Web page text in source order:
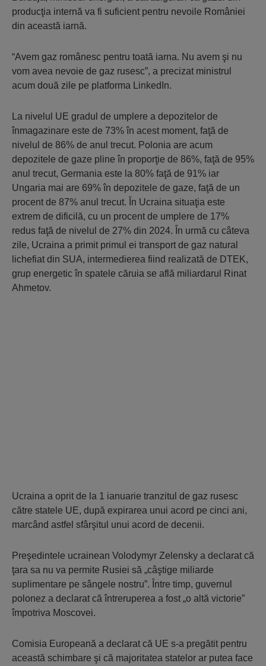
producţia internă va fi suficient pentru nevoile României
din această iarnă.
“Avem gaz românesc pentru toată iarna. Nu avem şi nu
vom avea nevoie de gaz rusesc”, a precizat ministrul
acum două zile pe platforma LinkedIn.
La nivelul UE gradul de umplere a depozitelor de
înmagazinare este de 73% în acest moment, faţă de
nivelul de 86% de anul trecut. Polonia are acum
depozitele de gaze pline în proporţie de 86%, faţă de 95%
anul trecut, Germania este la 80% faţă de 91% iar
Ungaria mai are 69% în depozitele de gaze, faţă de un
procent de 87% anul trecut. În Ucraina situaţia este
extrem de dificilă, cu un procent de umplere de 17%
redus faţă de nivelul de 27% din 2024. În urmă cu câteva
zile, Ucraina a primit primul ei transport de gaz natural
lichefiat din SUA, intermedierea fiind realizată de DTEK,
grup energetic în spatele căruia se află miliardarul Rinat
Ahmetov.
Ucraina a oprit de la 1 ianuarie tranzitul de gaz rusesc
către statele UE, după expirarea unui acord pe cinci ani,
marcând astfel sfârşitul unui acord de decenii.
Preşedintele ucrainean Volodymyr Zelensky a declarat că
ţara sa nu va permite Rusiei să „câştige miliarde
suplimentare pe sângele nostru”. Între timp, guvernul
polonez a declarat că întreruperea a fost „o altă victorie”
împotriva Moscovei.
Comisia Europeană a declarat că UE s-a pregătit pentru
această schimbare şi că majoritatea statelor ar putea face